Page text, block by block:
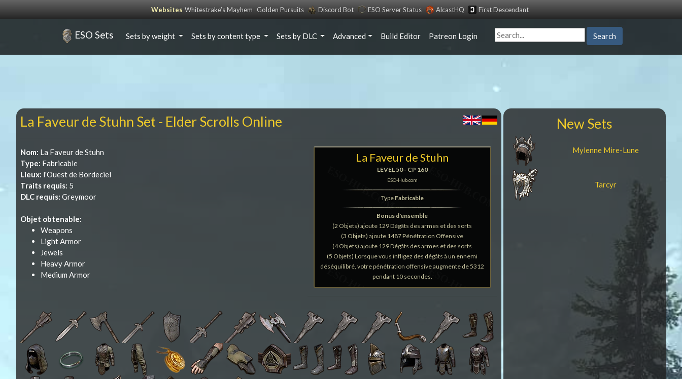
Websites Whitestrake’s Mayhem Golden Pursuits Discord Bot ESO Server Status AlcastHQ First Descendant
ESO Sets Sets by weight Sets by content type Sets by DLC Advanced Build Editor Patreon Login Search
La Faveur de Stuhn Set - Elder Scrolls Online
La Faveur de Stuhn
LEVEL 50 - CP 160
ESO-Hub.com
Type Fabricable
Bonus d'ensemble
(2 Objets) ajoute 129 Dégâts des armes et des sorts
(3 Objets) ajoute 1487 Pénétration Offensive
(4 Objets) ajoute 129 Dégâts des armes et des sorts
(5 Objets) Lorsque vous infligez des dégâts à un ennemi
déséquilibré, votre pénétration offensive augmente de 5312
pendant 10 secondes.
Nom: La Faveur de Stuhn
Type: Fabricable
Lieux: l'Ouest de Bordeciel
Traits requis: 5
DLC requis: Greymoor
Objet obtenable:
Weapons
Light Armor
Jewels
Heavy Armor
Medium Armor
New Sets
Mylenne Mire-Lune
Tarcyr